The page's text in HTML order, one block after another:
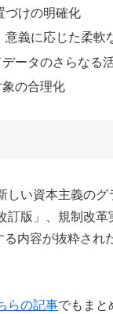
づけの明確化
意義に応じた柔軟
ータのさらなる
の合理化
しい資本主義のグ
訂版」、規制改革
内容が抜粋され
らの記事でもまと